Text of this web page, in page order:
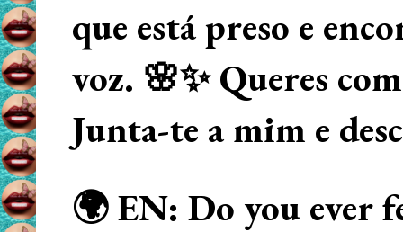
que está preso e
voz. 🌸✨ Queres
Junta-te a mim e
🌍 EN: Do you ever